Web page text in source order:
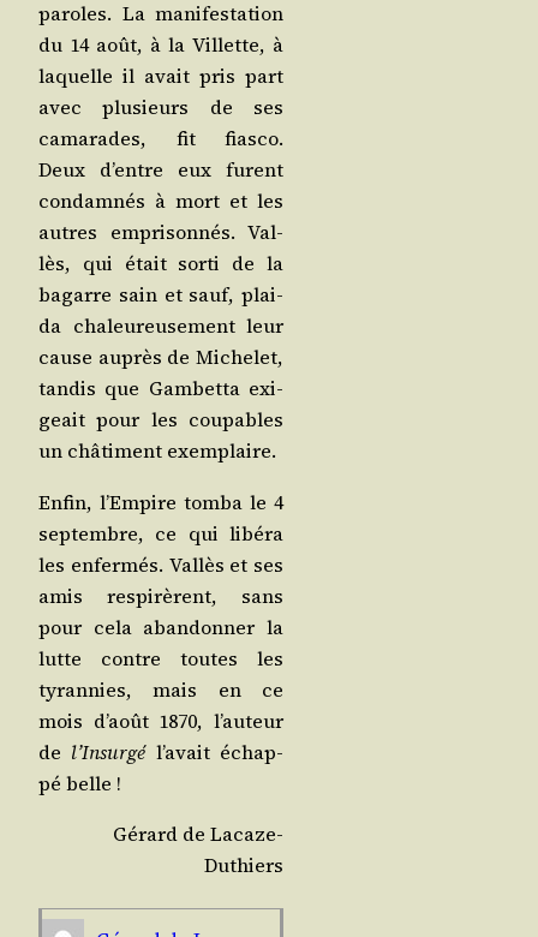
paroles. La mani­fes­ta­tion
du 14 août, à la Vil­lette, à
laquelle il avait pris part
avec plu­sieurs de ses
cama­rades, fit fias­co.
Deux d’entre eux furent
condam­nés à mort et les
autres empri­son­nés. Val­
lès, qui était sor­ti de la
bagarre sain et sauf, plai­
da cha­leu­reu­se­ment leur
cause auprès de Miche­let,
tan­dis que Gam­bet­ta exi­
geait pour les cou­pables
un châ­ti­ment exemplaire.
Enfin, l’Em­pire tom­ba le 4
sep­tembre, ce qui libé­ra
les enfer­més. Val­lès et ses
amis res­pi­rèrent, sans
pour cela aban­don­ner la
lutte contre toutes les
tyran­nies, mais en ce
mois d’août 1870, l’au­teur
de l’In­sur­gél’a­vait échap­
pé belle !
Gérard de Lacaze-
Duthiers